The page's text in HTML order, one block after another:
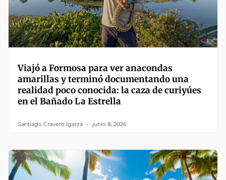
Viajó a Formosa para ver anacondas
amarillas y terminó documentando una
realidad poco conocida: la caza de curiyúes
en el Bañado La Estrella
Santiago Cravero Igarza junio 8, 2026